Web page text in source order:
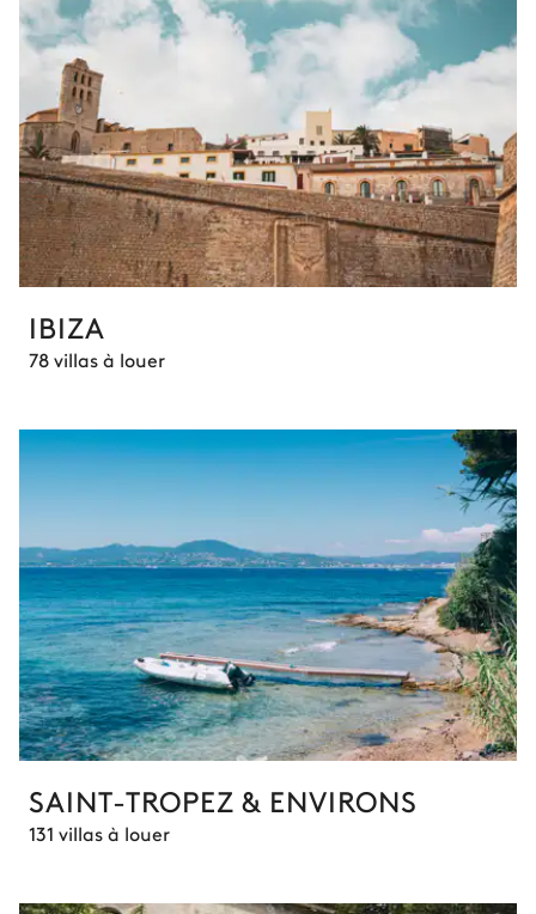
IBIZA
78 villas à louer
SAINT-TROPEZ & ENVIRONS
131 villas à louer